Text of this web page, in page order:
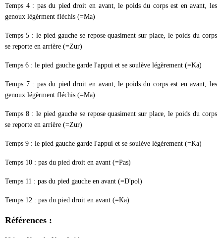
Temps 4 : pas du pied droit en avant, le poids du corps est en avant, les
genoux légèrment fléchis (=Ma)
Temps 5 : le pied gauche se repose quasiment sur place, le poids du corps
se reporte en arrière (=Zur)
Temps 6 : le pied gauche garde l'appui et se soulève légèrement (=Ka)
Temps 7 : pas du pied droit en avant, le poids du corps est en avant, les
genoux légèrment fléchis (=Ma)
Temps 8 : le pied gauche se repose quasiment sur place, le poids du corps
se reporte en arrière (=Zur)
Temps 9 : le pied gauche garde l'appui et se soulève légèrement (=Ka)
Temps 10 : pas du pied droit en avant (=Pas)
Temps 11 : pas du pied gauche en avant (=D'pol)
Temps 12 : pas du pied droit en avant (=Ka)
Références :